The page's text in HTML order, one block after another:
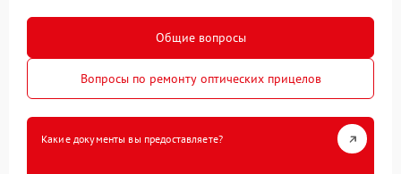
Общие вопросы
Вопросы по ремонту оптических прицелов
Какие документы вы предоставляете?